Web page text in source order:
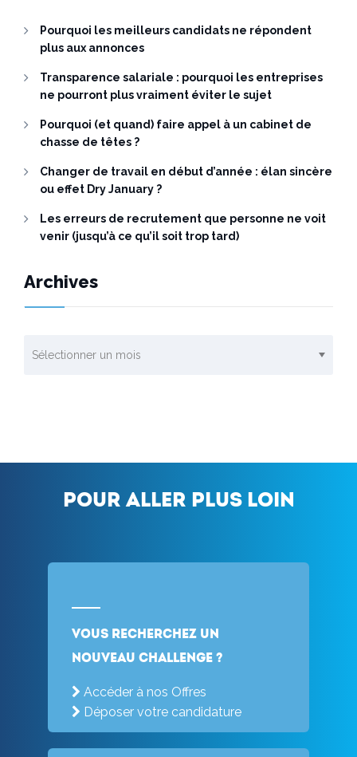
Pourquoi les meilleurs candidats ne répondent
plus aux annonces
Transparence salariale : pourquoi les entreprises
ne pourront plus vraiment éviter le sujet
Pourquoi (et quand) faire appel à un cabinet de
chasse de têtes ?
Changer de travail en début d’année : élan sincère
ou effet Dry January ?
Les erreurs de recrutement que personne ne voit
venir (jusqu’à ce qu’il soit trop tard)
Archives
Pour aller plus loin
Vous recherchez un
nouveau challenge ?
Accéder à nos Offres
Déposer votre candidature